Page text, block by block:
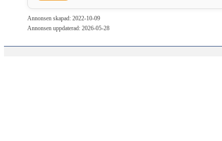
Annonsen skapad: 2022-10-09
Annonsen uppdaterad: 2026-05-28